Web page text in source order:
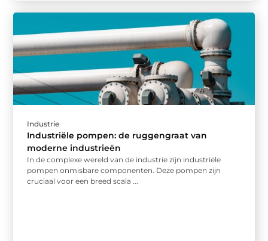
Industrie
Industriële pompen: de ruggengraat van
moderne industrieën
In de complexe wereld van de industrie zijn industriële
pompen onmisbare componenten. Deze pompen zijn
cruciaal voor een breed scala ...